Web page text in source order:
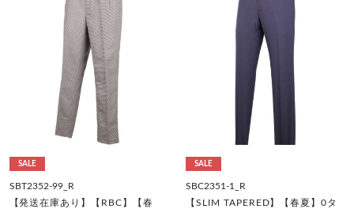
SALE
SBT2352-99_R
【発送在庫あり】【RBC】【春
SALE
SBC2351-1_R
【SLIM TAPERED】【春夏】0タ